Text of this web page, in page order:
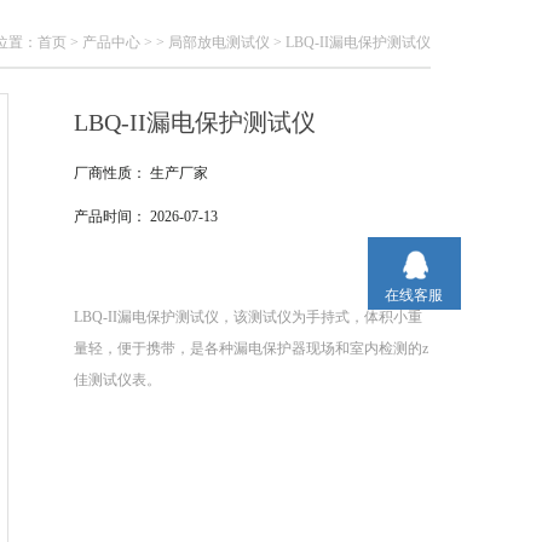
置： 首页 > 产品中心 > > 局部放电测试仪 > LBQ-II漏电保护测试仪
LBQ-II漏电保护测试仪
厂商性质： 生产厂家
产品时间： 2026-07-13
LBQ-II漏电保护测试仪，该测试仪为手持式，体积小重
量轻，便于携带，是各种漏电保护器现场和室内检测的z
佳测试仪表。
在线客服